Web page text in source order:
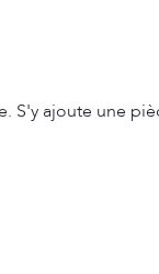
S'y ajoute une